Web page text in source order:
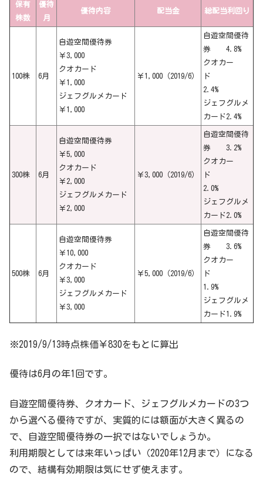
保有
株数
優待
月
優待内容 配当金 総配当利回り
100株 6月
自遊空間優待券
￥3,000
クオカード
￥1,000
ジェフグルメカード
￥1,000
￥1,000（2019/6）
自遊空間優待
券 4.8%
クオカー
ド
2.4%
ジェフグルメ
カード2.4%
300株 6月
自遊空間優待券
￥5,000
クオカード
￥2,000
ジェフグルメカード
￥2,000
￥3,000（2019/6）
自遊空間優待
券 3.2%
クオカー
ド
2.0%
ジェフグルメ
カード2.0%
500株 6月
自遊空間優待券
￥10,000
クオカード
￥3,000
ジェフグルメカード
￥3,000
￥5,000（2019/6）
自遊空間優待
券 3.6%
クオカー
ド
1.9%
ジェフグルメ
カード1.9%
※2019/9/13時点株価￥830をもとに算出
優待は6月の年1回です。
自遊空間優待券、クオカード、ジェフグルメカードの3つ
から選べる優待ですが、実質的には額面が大きく異るの
で、自遊空間優待券の一択ではないでしょうか。
利用期限としては来年いっぱい（2020年12月まで）になる
ので、結構有効期限は気にせず使えます。